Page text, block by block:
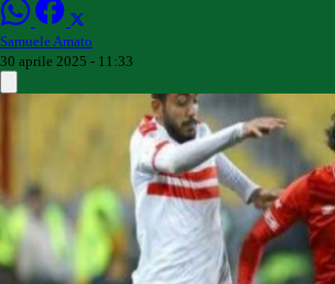
Samuele Amato
30 aprile 2025 - 11:33